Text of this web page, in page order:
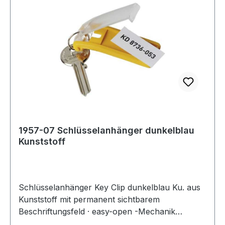
1957-07 Schlüsselanhänger dunkelblau
Kunststoff
Schlüsselanhänger Key Clip dunkelblau Ku. aus
Kunststoff mit permanent sichtbarem
Beschriftungsfeld · easy-open -Mechanik